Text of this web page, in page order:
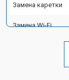
Замена каретки
Замена Wi-Fi